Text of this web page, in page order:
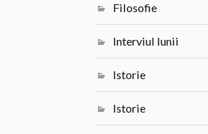
Filosofie
Interviul lunii
Istorie
Istorie